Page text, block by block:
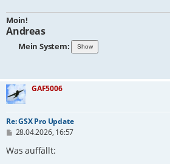
Moin!
Andreas
Mein System:
GAF5006
Re: GSX Pro Update
B
i
28.04.2026, 16:57
Was auffällt: